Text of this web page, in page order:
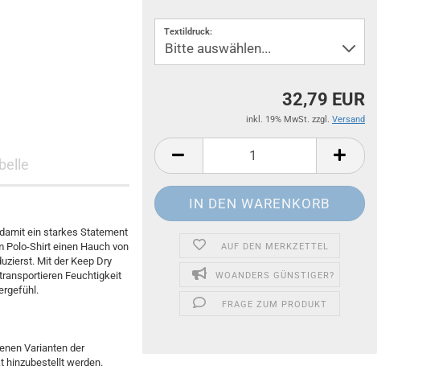
Textildruck:
32,79 EUR
inkl. 19% MwSt. zzgl. Versand
AUF DEN MERKZETTEL
WOANDERS GÜNSTIGER?
FRAGE ZUM PRODUKT
ein starkes Statement
Shirt einen Hauch von
Mit der Keep Dry
Feuchtigkeit
Varianten der
hinzubestellt werden.